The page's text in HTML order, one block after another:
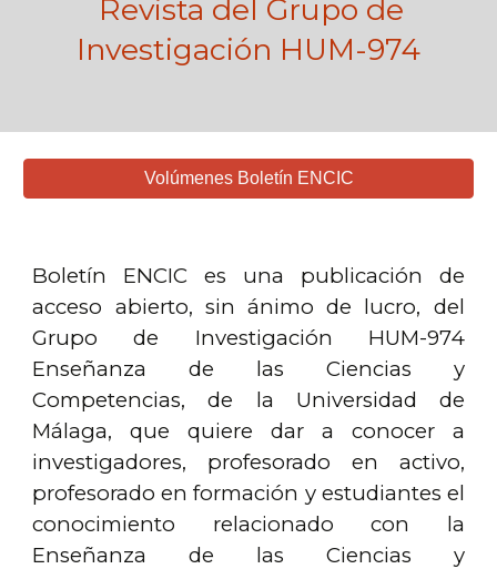
Revista del Grupo de
Investigación HUM-974
Volúmenes Boletín ENCIC
Boletín ENCIC es una publicación de
acceso abierto, sin ánimo de lucro, del
Grupo de Investigación HUM-974
Enseñanza de las Ciencias y
Competencias, de la Universidad de
Málaga, que quiere dar a conocer a
investigadores, profesorado en activo,
profesorado en formación y estudiantes el
conocimiento relacionado con la
Enseñanza de las Ciencias y